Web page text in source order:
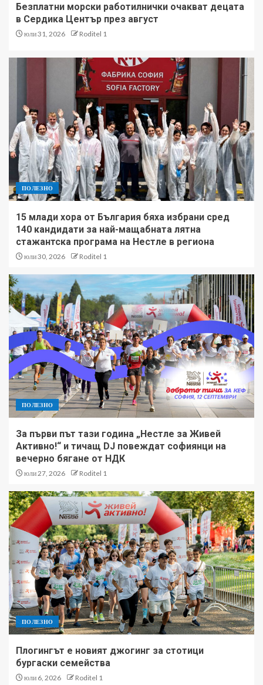
Безплатни морски работилнички очакват децата
в Сердика Център през август
юли 31, 2026 Roditel 1
ПОЛЕЗНО
15 млади хора от България бяха избрани сред
140 кандидати за най-мащабната лятна
стажантска програма на Нестле в региона
юли 30, 2026 Roditel 1
ПОЛЕЗНО
За първи път тази година „Нестле за Живей
Активно!“ и тичащ DJ повеждат софиянци на
вечерно бягане от НДК
юли 27, 2026 Roditel 1
ПОЛЕЗНО
Плогингът е новият джогинг за стотици
бургаски семейства
юли 6, 2026 Roditel 1